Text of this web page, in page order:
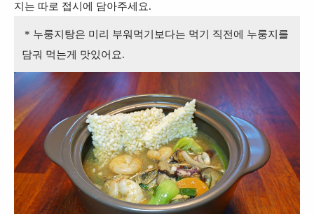
지는 따로 접시에 담아주세요.
* 누룽지탕은 미리 부워먹기보다는 먹기 직전에 누룽지를
담궈 먹는게 맛있어요.